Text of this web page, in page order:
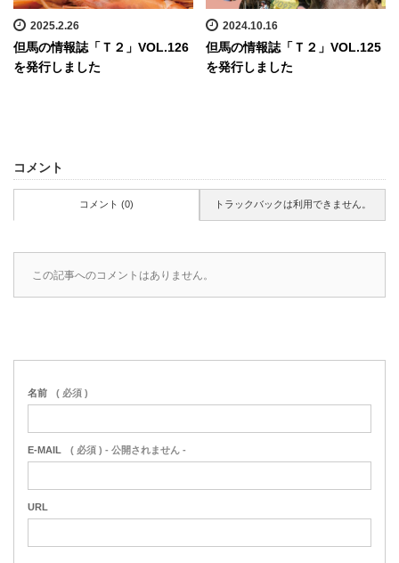
2025.2.26
但馬の情報誌「Ｔ２」VOL.126
を発行しました
2024.10.16
但馬の情報誌「Ｔ２」VOL.125
を発行しました
コメント
コメント (0) トラックバックは利用できません。
この記事へのコメントはありません。
名前 ( 必須 )
E-MAIL ( 必須 ) - 公開されません -
URL